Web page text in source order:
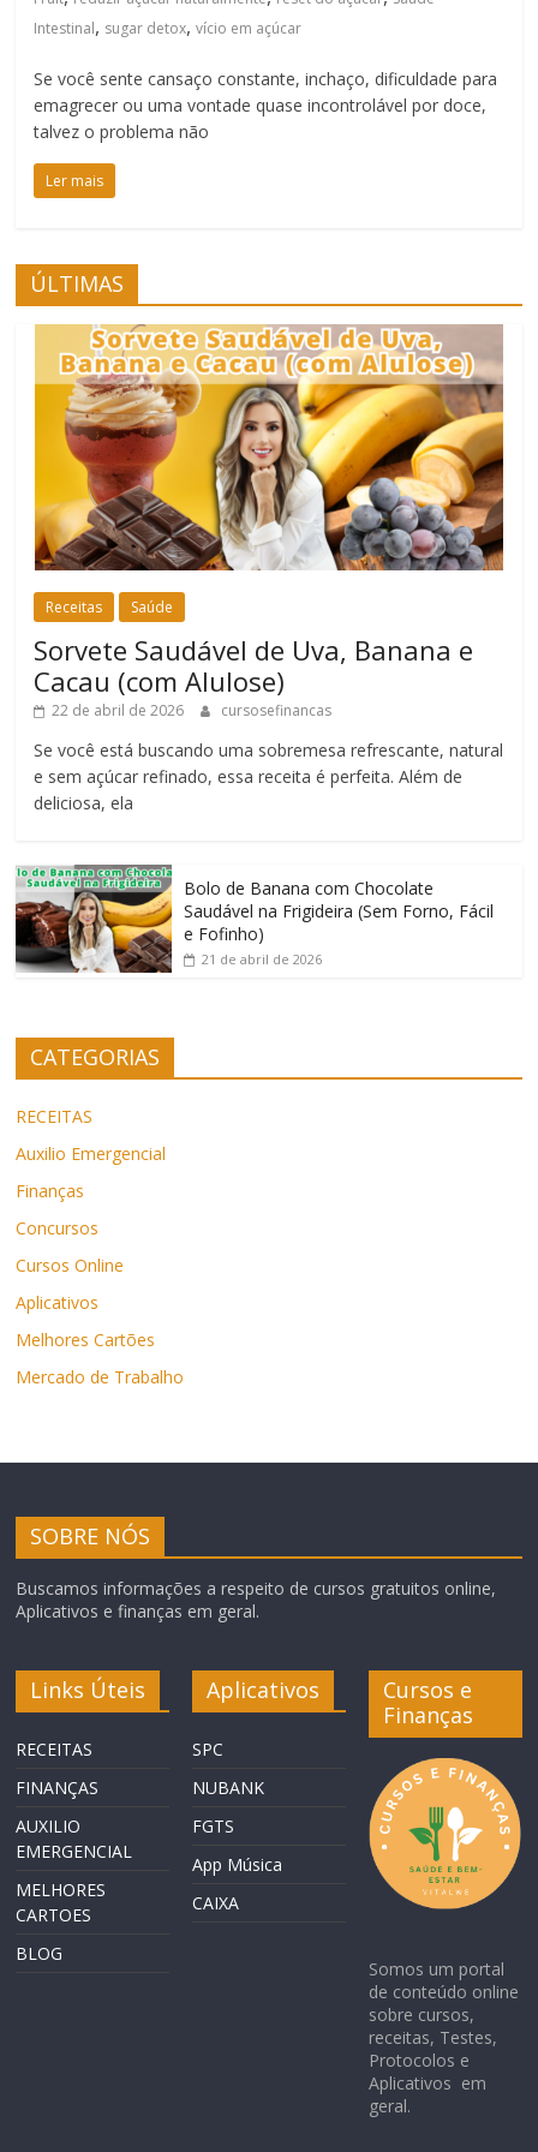
Intestinal, sugar detox,vício em açúcar
Se você sente cansaço constante, inchaço, dificuldade para
emagrecer ou uma vontade quase incontrolável por doce,
talvez o problema não
Ler mais
ÚLTIMAS
Receitas Saúde
Sorvete Saudável de Uva, Banana e
Cacau (com Alulose)
22 de abril de 2026 cursosefinancas
Se você está buscando uma sobremesa refrescante, natural
e sem açúcar refinado, essa receita é perfeita. Além de
deliciosa, ela
Bolo de Banana com Chocolate
Saudável na Frigideira (Sem Forno, Fácil
e Fofinho)
21 de abril de 2026
CATEGORIAS
RECEITAS
Auxilio Emergencial
Finanças
Concursos
Cursos Online
Aplicativos
Melhores Cartões
Mercado de Trabalho
SOBRE NÓS
Buscamos informações a respeito de cursos gratuitos online,
Aplicativos e finanças em geral.
Links Úteis
RECEITAS
FINANÇAS
AUXILIO
EMERGENCIAL
MELHORES
CARTOES
BLOG
Aplicativos
SPC
NUBANK
FGTS
App Música
CAIXA
Cursos e
Finanças
Somos um portal
de conteúdo online
sobre cursos,
receitas, Testes,
Protocolos e
Aplicativos em
geral.